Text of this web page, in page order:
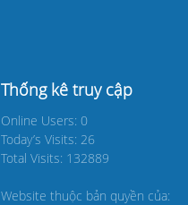
Thống kê truy cập
Online Users: 0
Today’s Visits: 26
Total Visits: 132889
Website thuộc bản quyền của: